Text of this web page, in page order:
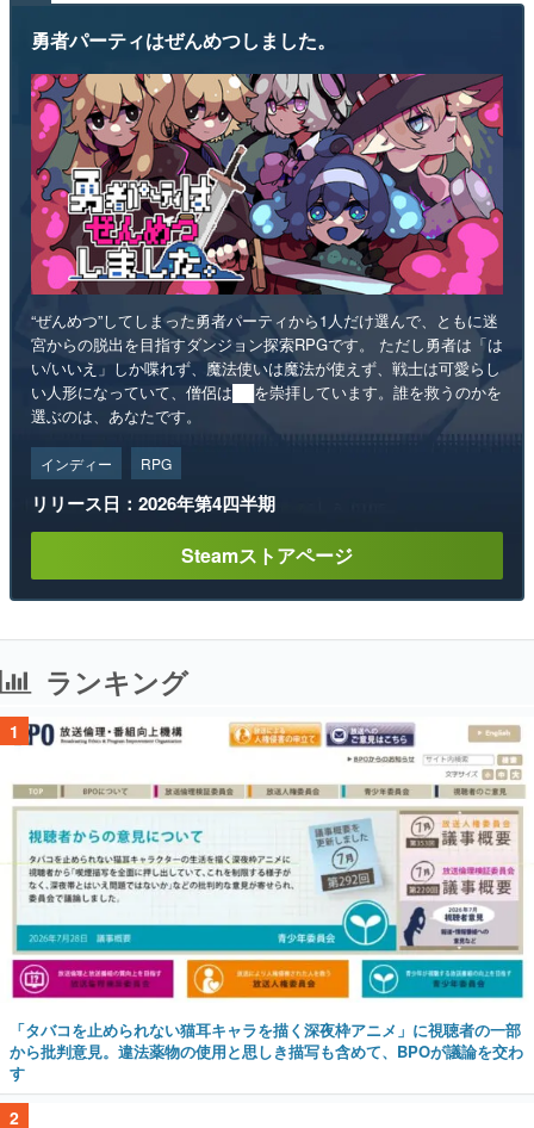
勇者パーティはぜんめつしました。
“ぜんめつ”してしまった勇者パーティから1人だけ選んで、ともに迷
宮からの脱出を目指すダンジョン探索RPGです。 ただし勇者は「は
い/いいえ」しか喋れず、魔法使いは魔法が使えず、戦士は可愛らし
い人形になっていて、僧侶は██を崇拝しています。誰を救うのかを
選ぶのは、あなたです。
インディー RPG
リリース日：2026年第4四半期
Steamストアページ
ランキング
1
「タバコを止められない猫耳キャラを描く深夜枠アニメ」に視聴者の一部
から批判意見。違法薬物の使用と思しき描写も含めて、BPOが議論を交わ
す
2